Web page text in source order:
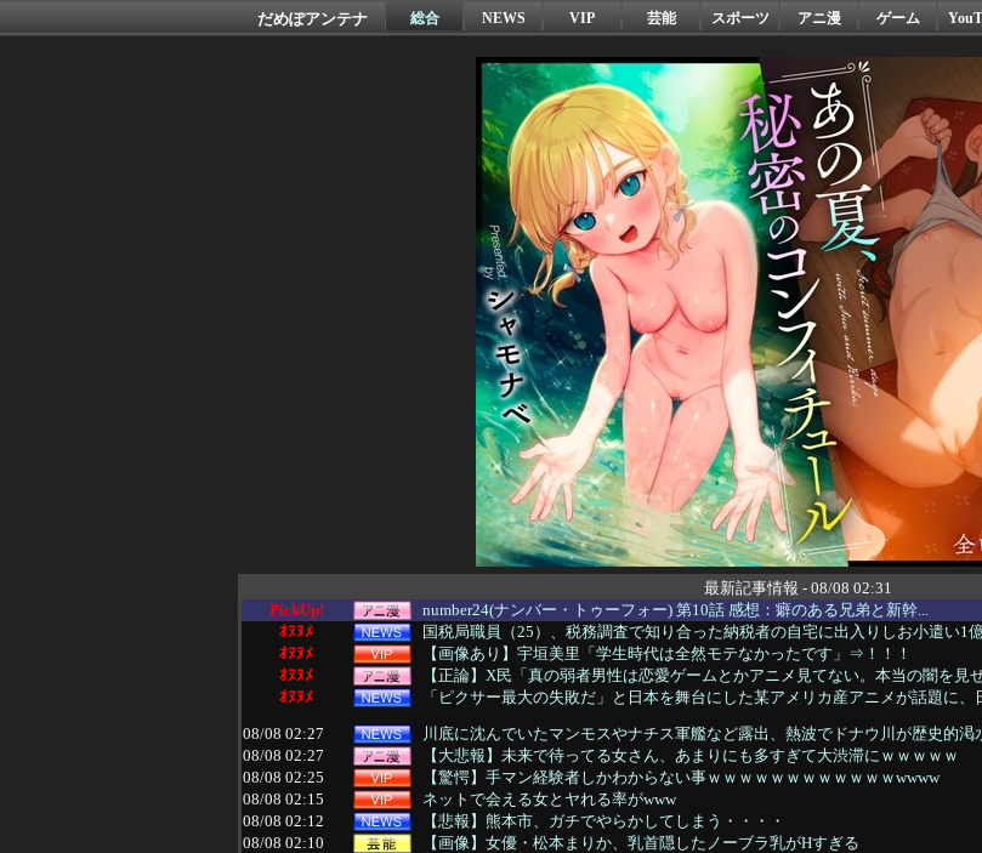
だめぽアンテナ 総合 NEWS VIP 芸能 スポーツ アニ漫 ゲーム
最新記事情報 - 08/08 02:31
PickUp!
number24(ナンバー・トゥーフォー) 第10話 感想：癖のある兄弟と新幹...
ｵﾇﾇﾒ
国税局職員（25）、税務調査で知り合った納税者の自宅に出入りしお小遣い1
ｵﾇﾇﾒ
【画像あり】宇垣美里「学生時代は全然モテなかったです」⇒！！！
ｵﾇﾇﾒ
【正論】X民「真の弱者男性は恋愛ゲームとかアニメ見てない。本当の闇を見
ｵﾇﾇﾒ
「ピクサー最大の失敗だ」と日本を舞台にした某アメリカ産アニメが話題に、
08/08 02:27
川底に沈んでいたマンモスやナチス軍艦など露出、熱波でドナウ川が歴史的渇
08/08 02:27
【大悲報】未来で待ってる女さん、あまりにも多すぎて大渋滞にｗｗｗｗｗ
08/08 02:25
【驚愕】手マン経験者しかわからない事ｗｗｗｗｗｗｗｗｗｗｗｗwwww
08/08 02:15
ネットで会える女とヤれる率がwww
08/08 02:12
【悲報】熊本市、ガチでやらかしてしまう・・・・
08/08 02:10
【画像】女優・松本まりか、乳首隠したノーブラ乳がHすぎる